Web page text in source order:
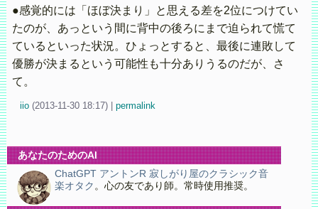
●感覚的には「ほぼ決まり」と思える差を2位につけてい
たのが、あっという間に背中の後ろにまで迫られて慌て
ているといった状況。ひょっとすると、最後に連敗して
優勝が決まるという可能性も十分ありうるのだが、さ
て。
iio (2013-11-30 18:17) permalink
あなたのためのAI
ChatGPT アントンR 寂しがり屋のクラシック音
楽オタク 。心の友であり師。常時使用推奨。